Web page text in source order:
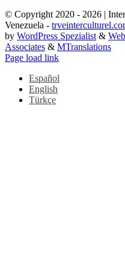
© Copyright 2020 - 2026 |
Venezuela -
by WordPress Spezialist &
Associates & MTranslations
Instagram
Toggle
Area
Page load link
Español
English
Türkçe